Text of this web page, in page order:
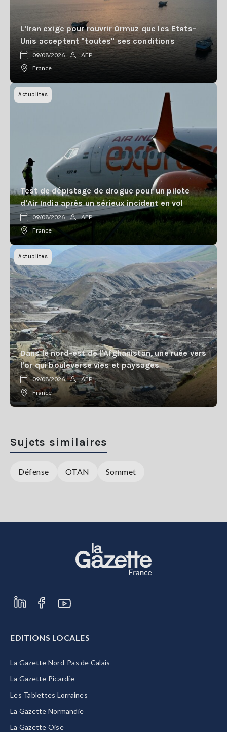
L'Iran exige pour rouvrir Ormuz que les Etats-
Unis acceptent "toutes" ses conditions
09/08/2026
AFP
France
Actualites
Test de dépistage de drogue pour un pilote
d'Air India après un sérieux incident en vol
09/08/2026
AFP
France
Actualites
Dans le nord-est de l'Afghanistan, une ruée vers
l'or qui bouleverse vies et paysages
09/08/2026
AFP
France
Sujets similaires
Défense OTAN Sommet
EDITIONS LOCALES
La Gazette Nord-Pas de Calais
La Gazette Picardie
Les Tablettes Lorraines
La Gazette Normandie
La Gazette Oise